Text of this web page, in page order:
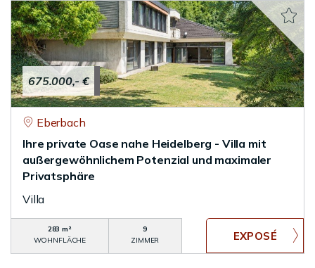
675.000,- €
Eberbach
Ihre private Oase nahe Heidelberg - Villa mit
außergewöhnlichem Potenzial und maximaler
Privatsphäre
Villa
283 m²
WOHNFLÄCHE
9
ZIMMER